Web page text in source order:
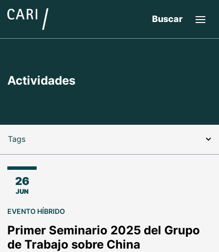
Buscar
Actividades
26
JUN
EVENTO HÍBRIDO
Primer Seminario 2025 del Grupo
de Trabajo sobre China
Tags